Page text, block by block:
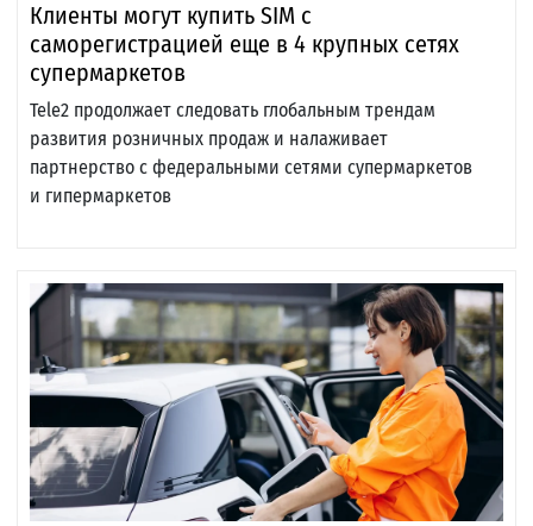
Клиенты могут купить SIM с
саморегистрацией еще в 4 крупных сетях
супермаркетов
Tele2 продолжает следовать глобальным трендам
развития розничных продаж и налаживает
партнерство с федеральными сетями супермаркетов
и гипермаркетов